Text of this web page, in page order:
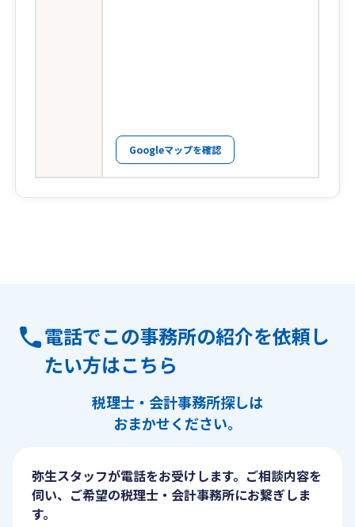
Googleマップを確認
電話でこの事務所の紹介を依頼し
たい方はこちら
税理士・会計事務所探しは
おまかせください。
弥生スタッフが電話をお受けします。ご相談内容を
伺い、ご希望の税理士・会計事務所にお繋ぎしま
す。